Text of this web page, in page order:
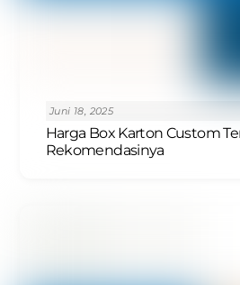
Juni 18, 2025
Harga Box Karton Custom
Rekomendasinya